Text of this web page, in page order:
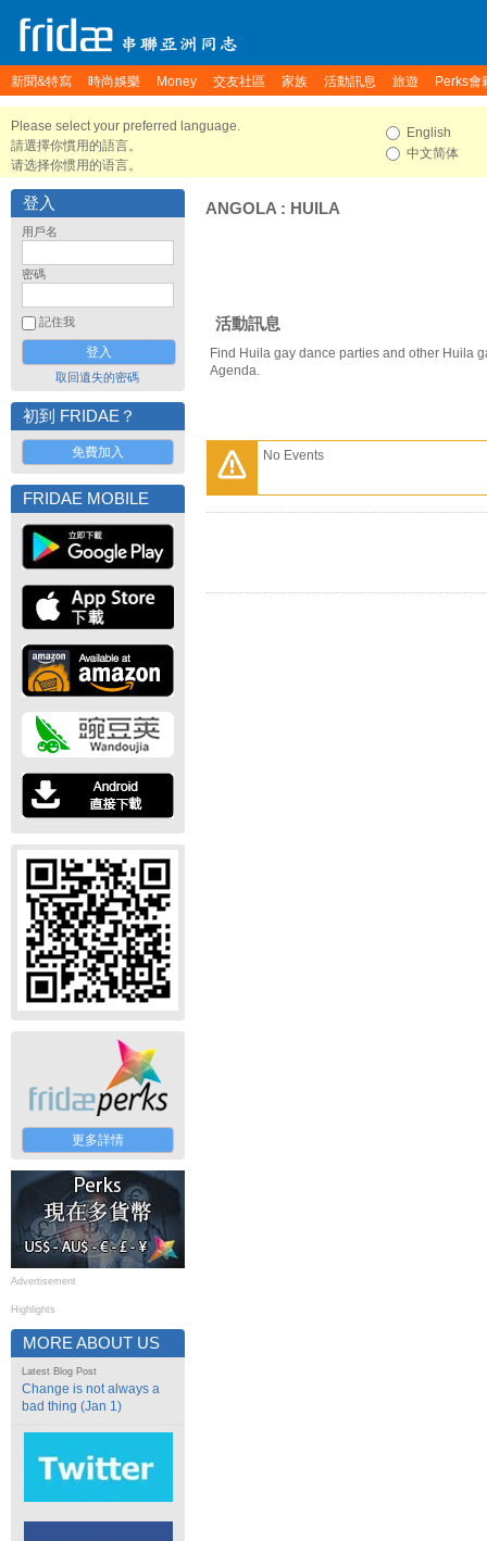
新聞&特寫 時尚娛樂 Money 交友社區 家族 活動訊息 旅遊 Perks會
Please select your preferred language.
請選擇你慣用的語言。
请选择你惯用的语言。
English
中文简体
登入
用戶名
密碼
記住我
取回遺失的密碼
初到 FRIDAE？
免費加入
FRIDAE MOBILE
更多詳情
Advertisement
Highlights
MORE ABOUT US
Latest Blog Post
Change is not always a
bad thing (Jan 1)
ANGOLA : HUILA
活動訊息
Find Huila gay dance parties and other Huila
Agenda.
No Events